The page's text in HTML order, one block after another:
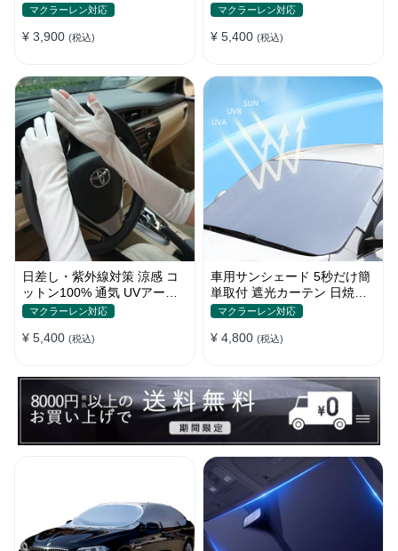
ポーツ感 メンズ
マクラーレン対応
¥ 3,900 (税込)
汎用 xs-xxl
マクラーレン対応
¥ 5,400 (税込)
日差し・紫外線対策 涼感 コ
ットン100% 通気 UVアーム
カバー 美活計画
マクラーレン対応
¥ 5,400 (税込)
車用サンシェード 5秒だけ簡
単取付 遮光カーテン 日焼け
対策 断熱 汎用
マクラーレン対応
¥ 4,800 (税込)